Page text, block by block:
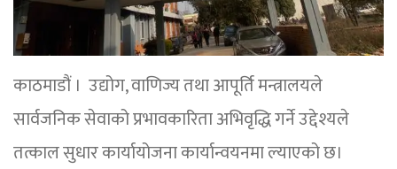
काठमाडौं । उद्योग, वाणिज्य तथा आपूर्ति मन्त्रालयले
सार्वजनिक सेवाको प्रभावकारिता अभिवृद्धि गर्ने उद्देश्यले
तत्काल सुधार कार्यायोजना कार्यान्वयनमा ल्याएको छ।